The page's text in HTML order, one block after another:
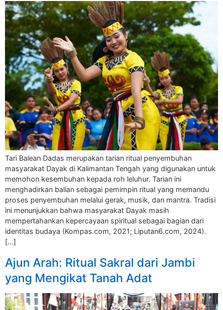
Tari Balean Dadas merupakan tarian ritual penyembuhan
masyarakat Dayak di Kalimantan Tengah yang digunakan untuk
memohon kesembuhan kepada roh leluhur. Tarian ini
menghadirkan balian sebagai pemimpin ritual yang memandu
proses penyembuhan melalui gerak, musik, dan mantra. Tradisi
ini menunjukkan bahwa masyarakat Dayak masih
mempertahankan kepercayaan spiritual sebagai bagian dari
identitas budaya (Kompas.com, 2021; Liputan6.com, 2024).
[…]
Ajun Arah: Ritual Sakral dari Jambi
yang Mengikat Tanah Adat